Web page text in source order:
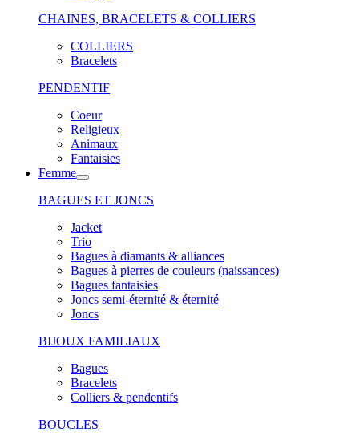
CHAINES, BRACELETS & COLLIERS
COLLIERS
Bracelets
PENDENTIF
Coeur
Religieux
Animaux
Fantaisies
Femme
BAGUES ET JONCS
Jacket
Trio
Bagues à diamants & alliances
Bagues à pierres de couleurs (naissances)
Bagues fantaisies
Joncs semi-éternité & éternité
Joncs
BIJOUX FAMILIAUX
Bagues
Bracelets
Colliers & pendentifs
BOUCLES